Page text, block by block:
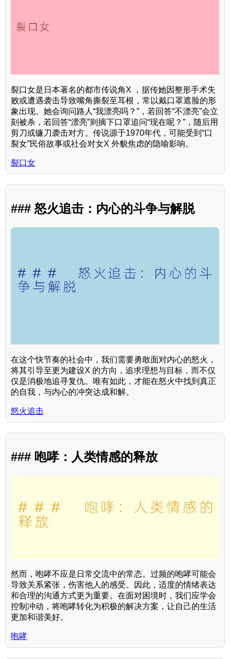
裂口女是日本著名的都市传说角X ，据传她因整形手术失
败或遭遇袭击导致嘴角撕裂至耳根，常以戴口罩遮脸的形
象出现。她会询问路人“我漂亮吗？”，若回答“不漂亮”会立
刻被杀，若回答“漂亮”则摘下口罩追问“现在呢？”，随后用
剪刀或镰刀袭击对方。传说源于1970年代，可能受到“口
裂女”民俗故事或社会对女X 外貌焦虑的隐喻影响。
裂口女
### 怒火追击：内心的斗争与解脱
在这个快节奏的社会中，我们需要勇敢面对内心的怒火，
将其引导至更为建设X 的方向，追求理想与目标，而不仅
仅是消极地追寻复仇。唯有如此，才能在怒火中找到真正
的自我，与内心的冲突达成和解。
怒火追击
### 咆哮：人类情感的释放
然而，咆哮不应是日常交流中的常态。过频的咆哮可能会
导致关系紧张，伤害他人的感受。因此，适度的情绪表达
和合理的沟通方式更为重要。在面对困境时，我们应学会
控制冲动，将咆哮转化为积极的解决方案，让自己的生活
更加和谐美好。
咆哮